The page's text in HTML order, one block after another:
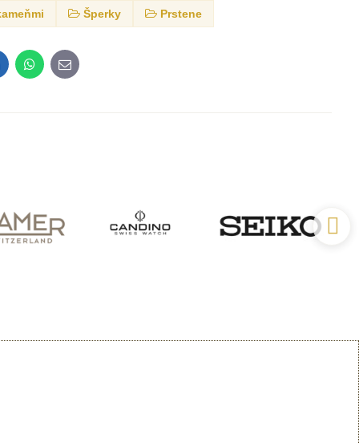
Šperky Prstene
WhatsApp
E-
mail